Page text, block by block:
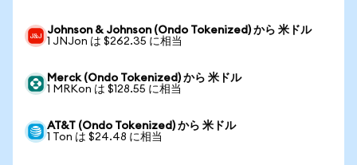
Johnson & Johnson (Ondo Tokenized) から 米ドル
1 JNJon は $262.35 に相当
Merck (Ondo Tokenized) から 米ドル
1 MRKon は $128.55 に相当
AT&T (Ondo Tokenized) から 米ドル
1 Ton は $24.48 に相当